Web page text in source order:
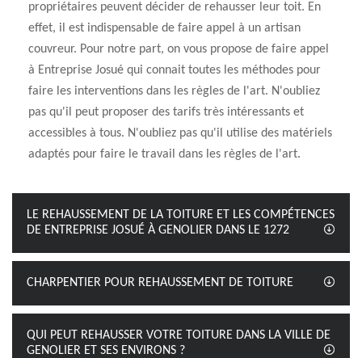
propriétaires peuvent décider de rehausser leur toit. En
effet, il est indispensable de faire appel à un artisan
couvreur. Pour notre part, on vous propose de faire appel
à Entreprise Josué qui connait toutes les méthodes pour
faire les interventions dans les règles de l'art. N'oubliez
pas qu'il peut proposer des tarifs très intéressants et
accessibles à tous. N'oubliez pas qu'il utilise des matériels
adaptés pour faire le travail dans les règles de l'art.
LE REHAUSSEMENT DE LA TOITURE ET LES COMPÉTENCES
DE ENTREPRISE JOSUÉ À GENOLIER DANS LE 1272
CHARPENTIER POUR REHAUSSEMENT DE TOITURE
QUI PEUT REHAUSSER VOTRE TOITURE DANS LA VILLE DE
GENOLIER ET SES ENVIRONS ?